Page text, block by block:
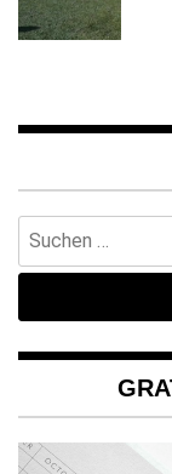
Suchen